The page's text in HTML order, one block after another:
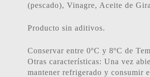
(pescado), Vinagre, Aceite de
Producto sin aditivos.
Conservar entre 0ºC y 8ºC de
Otras características: Una vez
mantener refrigerado y consumir